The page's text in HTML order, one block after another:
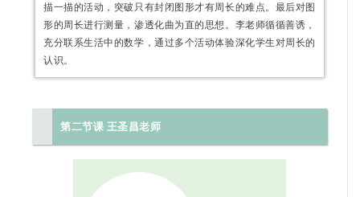
描一描的活动，突破只有封闭图形才有周长的难点。最后对图
形的周长进行测量，渗透化曲为直的思想。李老师循循善诱，
充分联系生活中的数学，通过多个活动体验深化学生对周长的
认识。
第二节课 王圣昌老师